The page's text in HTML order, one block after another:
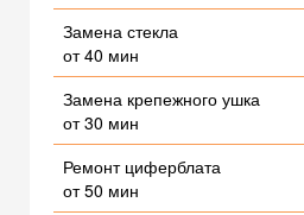
Замена стекла
от 40 мин
Замена крепежного ушка
от 30 мин
Ремонт циферблата
от 50 мин